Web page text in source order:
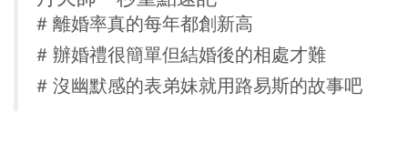
# 離婚率真的每年都創新高
# 辦婚禮很簡單但結婚後的相處才難
# 沒幽默感的表弟妹就用路易斯的故事吧